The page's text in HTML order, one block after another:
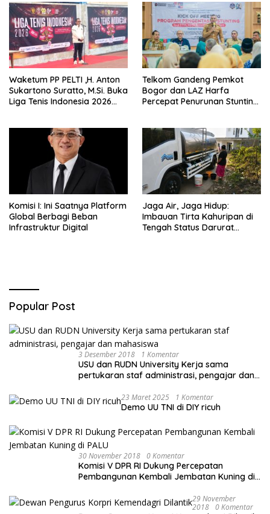
Jakarta Selatan
Waketum PP PELTI ,H. Anton
Sukartono Suratto, M.Si. Buka
Liga Tenis Indonesia 2026
Telkom Gandeng Pemkot
Bogor dan LAZ Harfa
Percepat Penurunan Stunting
Komisi I: Ini Saatnya Platform
Global Berbagi Beban
Infrastruktur Digital
Jaga Air, Jaga Hidup:
Imbauan Tirta Kahuripan di
Tengah Status Darurat
Popular Post
3 Desember 2018 1 Komentar
USU dan RUDN University Kerja sama
pertukaran staf administrasi, pengajar dan
23 Maret 2025 1 Komentar
Demo UU TNI di DIY ricuh
30 November 2018 0 Komentar
Komisi V DPR RI Dukung Percepatan
Pembangunan Kembali Jembatan Kuning di
29 November
2018 0 Komentar